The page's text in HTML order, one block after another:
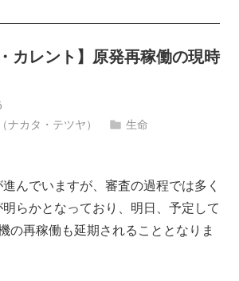
カレント】原発再稼働の現時
ナカタ・テツヤ）
生命
んでいますが、審査の過程では多く
らかとなっており、明日、予定して
の再稼働も延期されることとなりま